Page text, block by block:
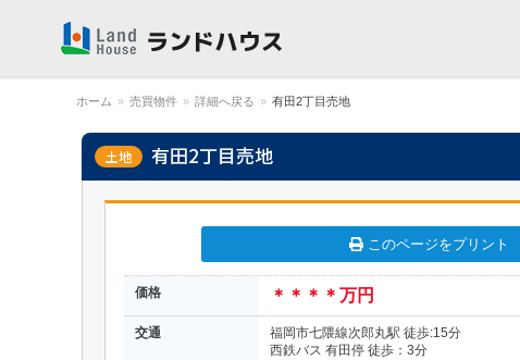
ホーム » 売買物件 » 詳細へ戻る » 有田2丁目売地
土地 有田2丁目売地
このページをプリント
価格 ＊＊＊＊万円
交通
福岡市七隈線次郎丸駅 徒歩:15分
西鉄バス 有田停 徒歩：3分